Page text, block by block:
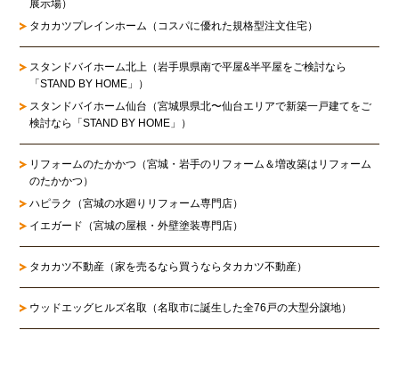
展示場）
タカカツプレインホーム（コスパに優れた規格型注文住宅）
スタンドバイホーム北上 （岩手県県南で平屋&半平屋をご検討なら
「STAND BY HOME」）
スタンドバイホーム仙台 （宮城県県北〜仙台エリアで新築一戸建てをご
検討なら「STAND BY HOME」）
リフォームのたかかつ （宮城・岩手のリフォーム＆増改築はリフォーム
のたかかつ）
ハピラク（宮城の水廻りリフォーム専門店）
イエガード（宮城の屋根・外壁塗装専門店）
タカカツ不動産（家を売るなら買うならタカカツ不動産）
ウッドエッグヒルズ名取（名取市に誕生した全76戸の大型分譲地）